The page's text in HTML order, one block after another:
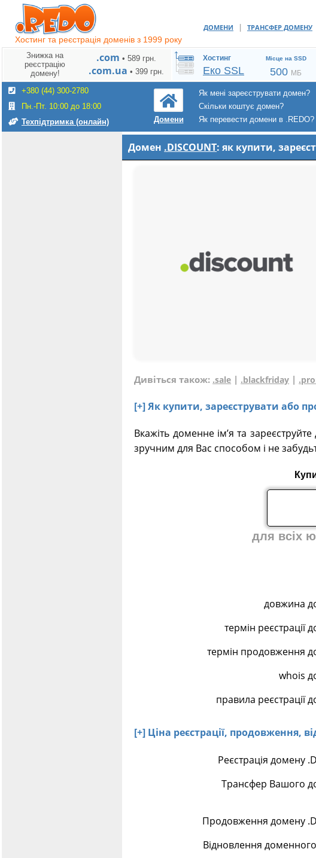
Хостинг та реєстрація доменів з 1999 року
ДОМЕНИ | ТРАНСФЕР ДОМЕНУ
Знижка на
реєстрацію
домену!
.com • 589 грн.
.com.ua • 399 грн.
Хостинг
Еко SSL
Місце на SSD
500 МБ
+380 (44) 300-2780
Пн.-Пт. 10:00 до 18:00
Техпідтримка (онлайн)
Домени
Як мені зареєструвати домен?
Скільки коштує домен?
Як перевести домени в .REDO?
Домен .DISCOUNT: як купити,
Дивіться також: .sale | .blackfriday |
[+] Як купити, зареєструвати або
Вкажіть доменне ім’я та
зручним для Вас способом і не
для всіх
довжина
термін реєстрації
термін продовження
whois
правила реєстрації
[+] Ціна реєстрації, продовження,
Реєстрація домену
Трансфер Вашого
Продовження домену
Відновлення доменного